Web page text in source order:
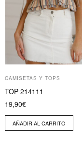
CAMISETAS Y TOPS
TOP 214111
19,90€
AÑADIR AL CARRITO